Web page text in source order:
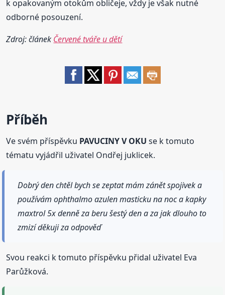
k opakovaným otokům obličeje, vždy je však nutné
odborné posouzení.
Zdroj: článek Červené tváře u dětí
Příběh
Ve svém příspěvku PAVUCINY V OKU se k tomuto
tématu vyjádřil uživatel Ondřej juklicek.
Dobrý den chtěl bych se zeptat mám zánět spojivek a
používám ophthalmo azulen masticku na noc a kapky
maxtrol 5x denně za beru šestý den a za jak dlouho to
zmizí děkuji za odpověď
Svou reakci k tomuto příspěvku přidal uživatel Eva
Parůžková.